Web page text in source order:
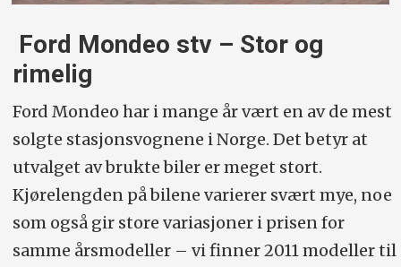
Ford Mondeo stv – Stor og
rimelig
Ford Mondeo har i mange år vært en av de mest
solgte stasjonsvognene i Norge. Det betyr at
utvalget av brukte biler er meget stort.
Kjørelengden på bilene varierer svært mye, noe
som også gir store variasjoner i prisen for
samme årsmodeller – vi finner 2011 modeller til